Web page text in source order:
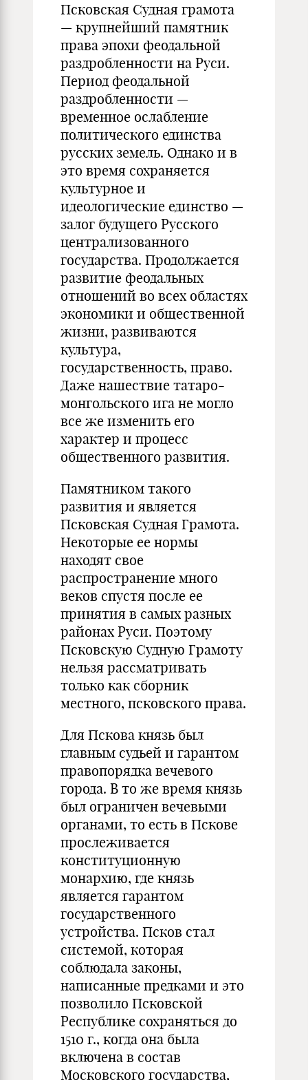
Псковская Судная грамота
— крупнейший памятник
права эпохи феодальной
раздробленности на Руси.
Период феодальной
раздробленности —
временное ослабление
политического единства
русских земель. Однако и в
это время сохраняется
культурное и
идеологические единство —
залог будущего Русского
централизованного
государства. Продолжается
развитие феодальных
отношений во всех областях
экономики и общественной
жизни, развиваются
культура,
государственность, право.
Даже нашествие татаро-
монгольского ига не могло
все же изменить его
характер и процесс
общественного развития.
Памятником такого
развития и является
Псковская Судная Грамота.
Некоторые ее нормы
находят свое
распространение много
веков спустя после ее
принятия в самых разных
районах Руси. Поэтому
Псковскую Судную Грамоту
нельзя рассматривать
только как сборник
местного, псковского права.
Для Пскова князь был
главным судьей и гарантом
правопорядка вечевого
города. В то же время князь
был ограничен вечевыми
органами, то есть в Пскове
прослеживается
конституционную
монархию, где князь
является гарантом
государственного
устройства. Псков стал
системой, которая
соблюдала законы,
написанные предками и это
позволило Псковской
Республике сохраняться до
1510 г., когда она была
включена в состав
Московского государства,